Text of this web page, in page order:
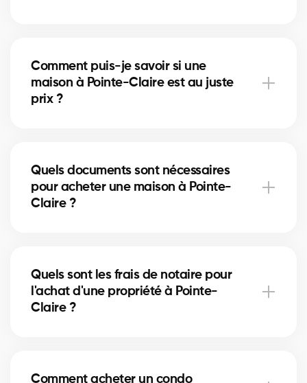
immeuble locatif. Nos courtiers vous aident à trouver
la propriété qui correspond à vos objectifs et à votre
budget.
Comment puis-je savoir si une
maison à Pointe-Claire est au juste
prix ?
l’emplacement pour vous donner une estimation
précise et vous éviter de surpayer.
Quels documents sont nécessaires
pour acheter une maison à Pointe-
Claire ?
d'une pièce d'identité et d'une lettre de
préapprobation. Nos experts vous accompagnent
dans chaque étape.
Quels sont les frais de notaire pour
l'achat d'une propriété à Pointe-
Claire ?
vérification des titres et l’inscription hypothécaire.
Comment acheter un condo